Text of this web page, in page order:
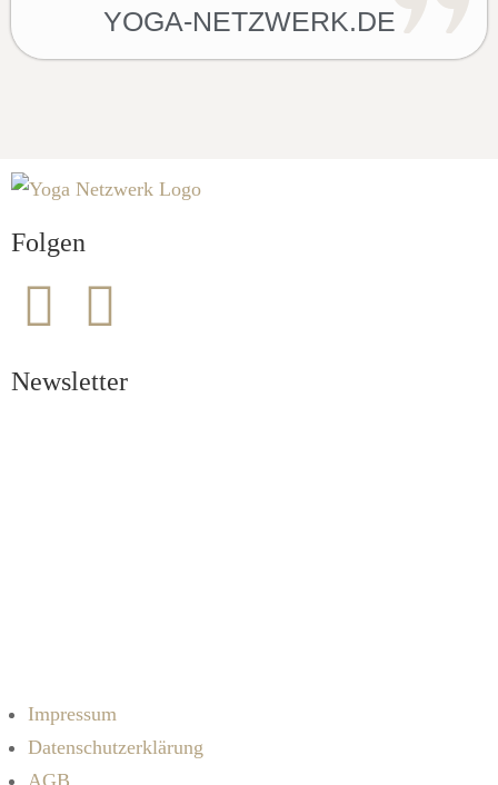
YOGA-NETZWERK.DE
Folgen
Newsletter
Impressum
Datenschutzerklärung
AGB